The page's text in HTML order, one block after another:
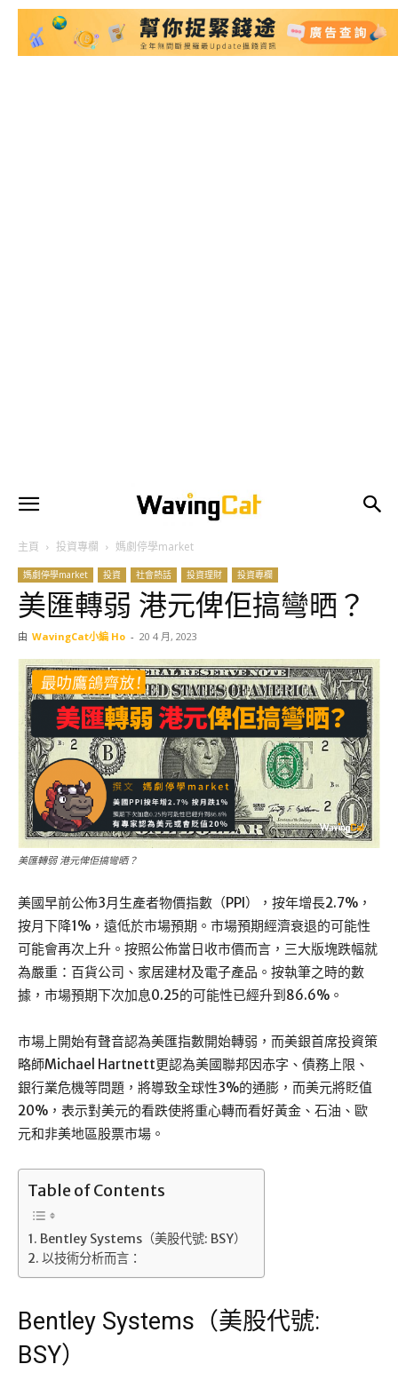
主頁 投資專欄 媽劇停學market
媽劇停學market 投資 社會熱話 投資理財 投資專欄
美匯轉弱 港元俾佢搞彎晒？
由 WavingCat小編 Ho - 20 4 月, 2023
美匯轉弱 港元俾佢搞彎晒？
美國早前公佈3月生產者物價指數（PPI），按年增長2.7%，
按月下降1%，遠低於市場預期。市場預期經濟衰退的可能性
可能會再次上升。按照公佈當日收市價而言，三大版塊跌幅就
為嚴重：百貨公司、家居建材及電子產品。按執筆之時的數
據，市場預期下次加息0.25的可能性已經升到86.6%。
市場上開始有聲音認為美匯指數開始轉弱，而美銀首席投資策
略師Michael Hartnett更認為美國聯邦因赤字、債務上限、
銀行業危機等問題，將導致全球性3%的通膨，而美元將貶值
20%，表示對美元的看跌使將重心轉而看好黃金、石油、歐
元和非美地區股票市場。
Table of Contents
Bentley Systems（美股代號: BSY）
以技術分析而言：
Bentley Systems（美股代號:
BSY）